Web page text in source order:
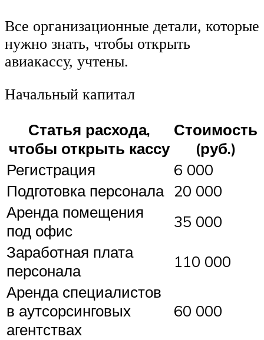
Все организационные детали, которые
нужно знать, чтобы открыть
авиакассу, учтены.
Начальный капитал
Статья расхода,
чтобы открыть кассу
Стоимость
(руб.)
Регистрация
6 000
Подготовка персонала 20 000
Аренда помещения
под офис
35 000
Заработная плата
персонала
110 000
Аренда специалистов
в аутсорсинговых
агентствах
60 000